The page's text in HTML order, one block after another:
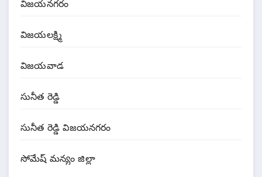
విజయనగరం
విజయలక్ష్మి
విజయవాడ
సునీత రెడ్డి
సునీత రెడ్డి విజయనగరం
సోమేష్ మన్యం జిల్లా